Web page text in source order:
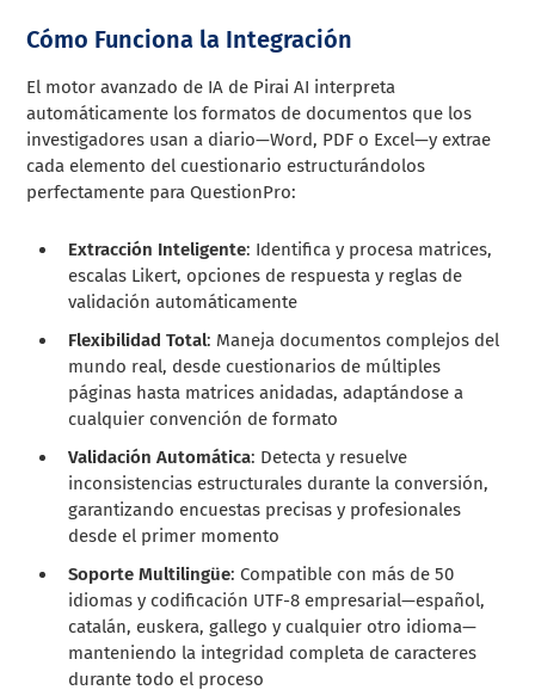
Cómo Funciona la Integración
El motor avanzado de IA de Pirai AI interpreta
automáticamente los formatos de documentos que los
investigadores usan a diario—Word, PDF o Excel—y extrae
cada elemento del cuestionario estructurándolos
perfectamente para QuestionPro:
Extracción Inteligente: Identifica y procesa matrices,
escalas Likert, opciones de respuesta y reglas de
validación automáticamente
Flexibilidad Total: Maneja documentos complejos del
mundo real, desde cuestionarios de múltiples
páginas hasta matrices anidadas, adaptándose a
cualquier convención de formato
Validación Automática: Detecta y resuelve
inconsistencias estructurales durante la conversión,
garantizando encuestas precisas y profesionales
desde el primer momento
Soporte Multilingüe: Compatible con más de 50
idiomas y codificación UTF-8 empresarial—español,
catalán, euskera, gallego y cualquier otro idioma—
manteniendo la integridad completa de caracteres
durante todo el proceso